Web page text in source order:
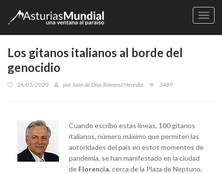
Los gitanos italianos al borde del
genocidio
26/05/2020 porJuan de Dios Ramírez Heredia 3489
Cuando escribo estas líneas, 100 gitanos
italianos, número máximo que permiten las
autoridades del país en estos momentos de
pandemia, se han manifestado en la ciudad
de Florencia, cerca de la Plaza de Neptuno,